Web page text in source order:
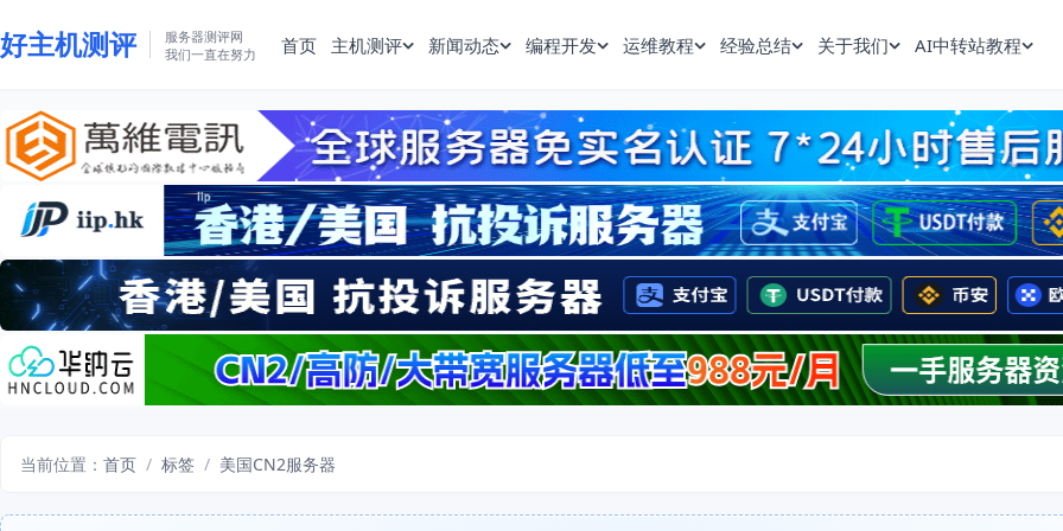
好主机测评
服务器测评网
我们一直在努力
首页 主机测评 新闻动态 编程开发 运维教程 经验总结 关于我们 AI中转站教程
当前位置： 首页 / 标签 / 美国CN2服务器